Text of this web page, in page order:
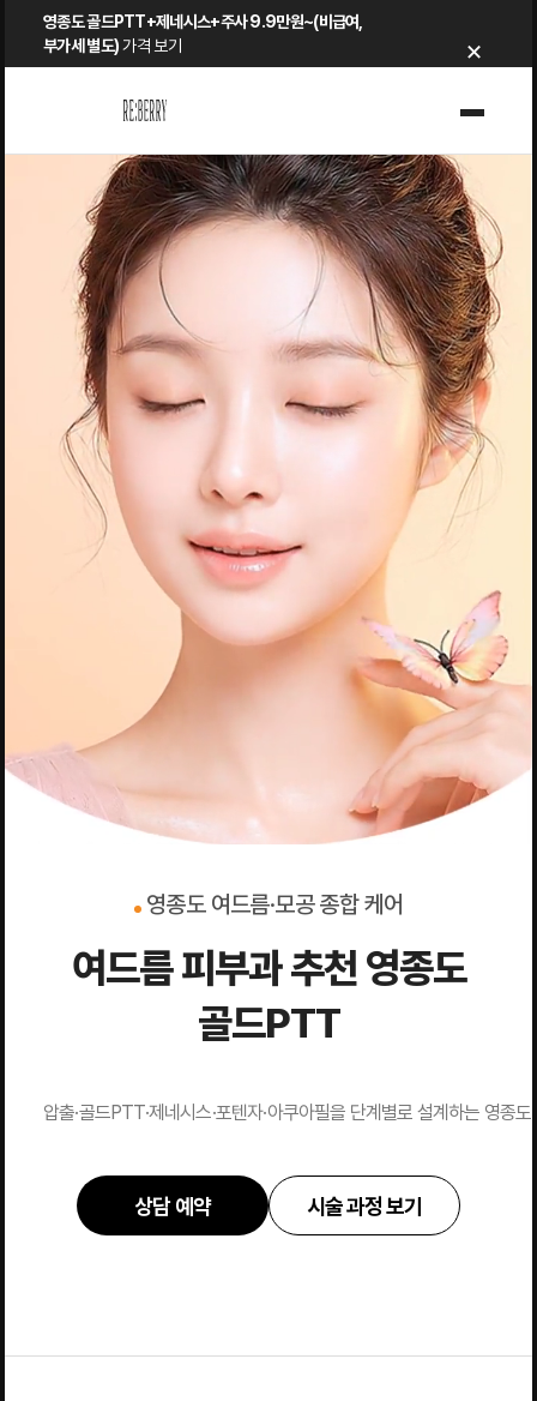
영종도 골드PTT+제네시스+주사 9.9만원~(비급여,
부가세 별도) 가격 보기 ×
영종도 여드름·모공 종합 케어
여드름 피부과 추천 영종도
골드PTT
압출·골드PTT·제네시스·포텐자·아쿠아필을 단계별로 설계하는 영종
상담 예약 시술 과정 보기